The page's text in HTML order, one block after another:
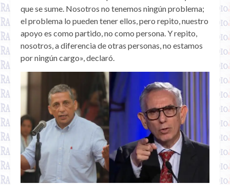
que se sume. Nosotros no tenemos ningún problema;
el problema lo pueden tener ellos, pero repito, nuestro
apoyo es como partido, no como persona. Y repito,
nosotros, a diferencia de otras personas, no estamos
por ningún cargo», declaró.